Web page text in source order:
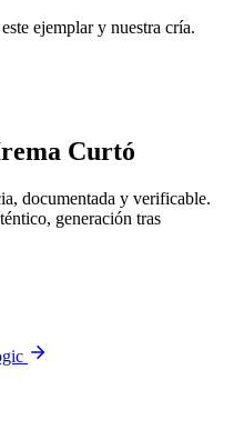
ejemplar y nuestra cría.
Curtó
documentada y verificable.
generación tras